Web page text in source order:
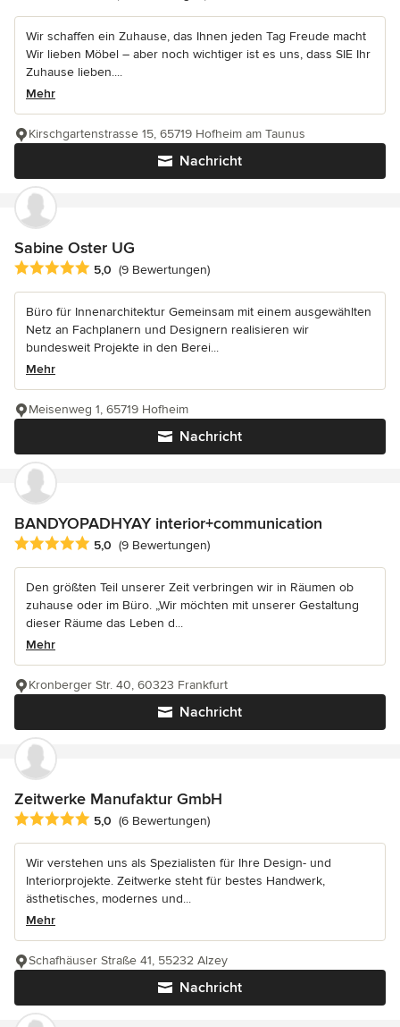
Wir schaffen ein Zuhause, das Ihnen jeden Tag Freude macht
Wir lieben Möbel – aber noch wichtiger ist es uns, dass SIE Ihr
Zuhause lieben....
Mehr
Nachricht
Kirschgartenstrasse 15, 65719 Hofheim am Taunus
Sabine Oster UG
Durchschnittliche Bewertung: 5 von 5 Sternen
5,0 (9 Bewertungen)
Büro für Innenarchitektur Gemeinsam mit einem ausgewählten
Netz an Fachplanern und Designern realisieren wir
bundesweit Projekte in den Berei...
Mehr
Nachricht
Meisenweg 1, 65719 Hofheim
BANDYOPADHYAY interior+communication
Durchschnittliche Bewertung: 5 von 5 Sternen
5,0 (9 Bewertungen)
Den größten Teil unserer Zeit verbringen wir in Räumen ob
zuhause oder im Büro. „Wir möchten mit unserer Gestaltung
dieser Räume das Leben d...
Mehr
Nachricht
Kronberger Str. 40, 60323 Frankfurt
Zeitwerke Manufaktur GmbH
Durchschnittliche Bewertung: 5 von 5 Sternen
5,0 (6 Bewertungen)
Wir verstehen uns als Spezialisten für Ihre Design- und
Interiorprojekte. Zeitwerke steht für bestes Handwerk,
ästhetisches, modernes und...
Mehr
Nachricht
Schafhäuser Straße 41, 55232 Alzey